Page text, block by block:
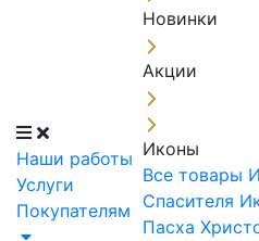
Наши работы
Услуги
Покупателям
Новинки
Акции
Иконы
Все товары
Спасителя
Пасха